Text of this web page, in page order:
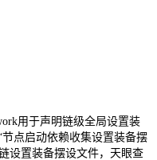
用于声明链级全局设置装
点启动依赖收集设置装备摆
设置装备摆设文件，天眼查